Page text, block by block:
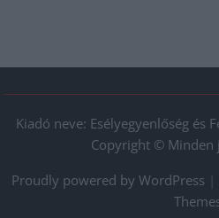
Kiadó neve: Esélyegyenlőség és
Copyright © Minden
Proudly powered by WordPress